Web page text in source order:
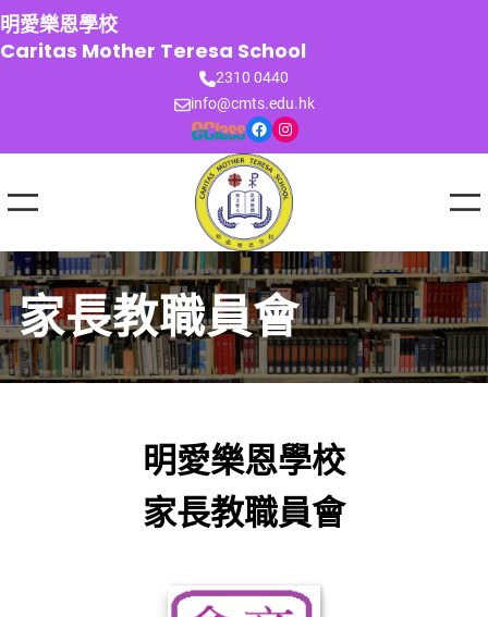
跳
至
主
明愛樂恩學校
Caritas Mother Teresa School
2310 0440
info@cmts.edu.hk
Facebook Instagram
家長教職員會
明愛樂恩學校
家長教職員會